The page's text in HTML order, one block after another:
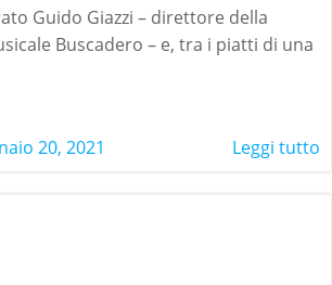
Guido Giazzi – direttore della
Buscadero – e, tra i piatti di una
20, 2021 Leggi tutto